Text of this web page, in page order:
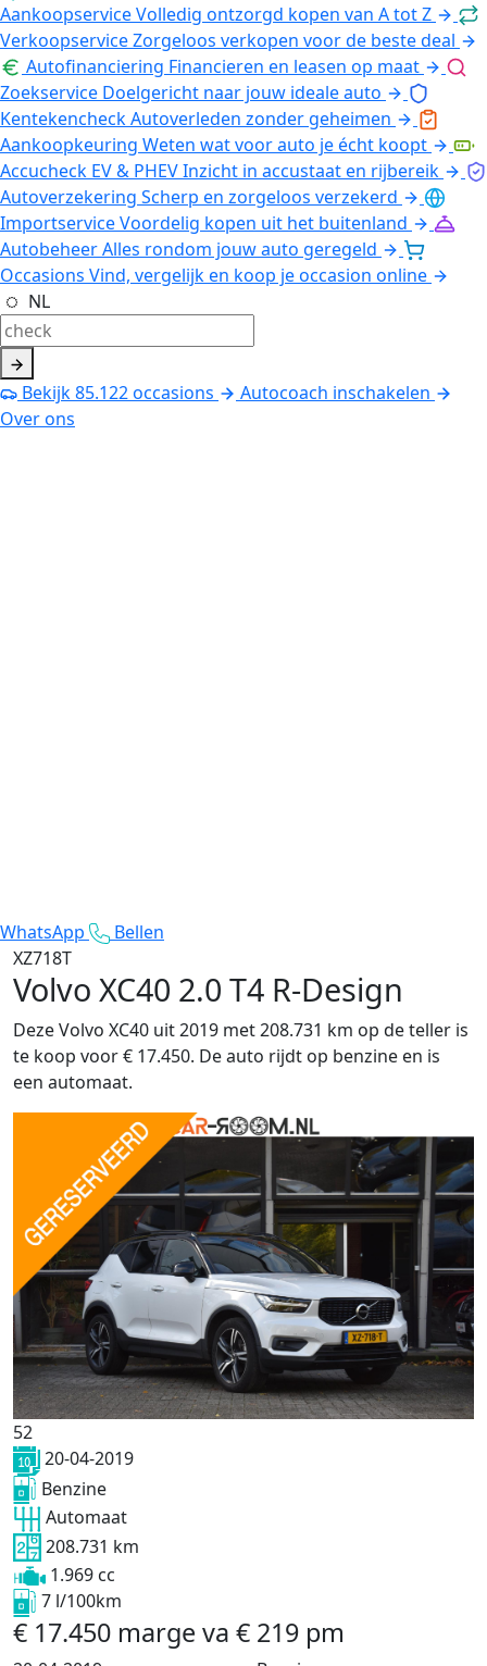
AankoopserviceVolledig ontzorgd kopen van A tot Z
VerkoopserviceZorgeloos verkopen voor de beste deal
Autofinanciering Financieren en leasen op maat
Zoekservice Doelgericht naar jouw ideale auto
KentekencheckAutoverleden zonder geheimen
Aankoopkeuring Weten wat voor auto je écht koopt
Accucheck EV & PHEVInzicht in accustaat en rijbereik
Autoverzekering Scherp en zorgeloos verzekerd
ImportserviceVoordelig kopen uit het buitenland
AutobeheerAlles rondom jouw auto geregeld
Occasions Vind, vergelijk en koop je occasion online
NL
Bekijk85.122occasions
Autocoach inschakelen
Over ons
WhatsApp
Bellen
XZ718T
Volvo XC40 2.0 T4 R-Design
Deze Volvo XC40 uit 2019 met 208.731 km op de teller is
te koop voor € 17.450. De auto rijdt op benzine en is
een automaat.
52
20-04-2019
Benzine
Automaat
208.731 km
1.969 cc
7 l/100km
€ 17.450 marge va € 219 pm